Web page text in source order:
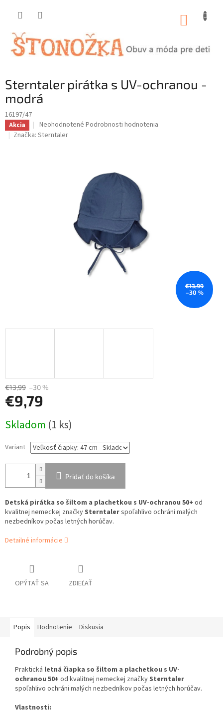
Sterntaler pirátka s UV-ochranou -
modrá
16197/47
Akcia
Priemerné
hodnotenie
Neohodnotené Podrobnosti hodnotenia
Značka: Sterntaler
€13,99
–30 %
€13,99 –30 %
€9,79
cena:
Skladom (1 ks)
Variant
Pridať do košíka
Detská pirátka so šiltom a plachetkou s UV-ochranou 50+ od
kvalitnej nemeckej značkySterntalerspoľahlivo ochráni malých
nezbedníkov počas letných horúčav.
Detailné informácie
OPÝTAŤ SA ZDIEĽAŤ
Popis Hodnotenie Diskusia
Podrobný popis
Praktická letná čiapka so šiltom a plachetkou s UV-
ochranou 50+ od kvalitnej nemeckej značkySterntaler
spoľahlivo ochráni malých nezbedníkov počas letných horúčav.
Vlastnosti: